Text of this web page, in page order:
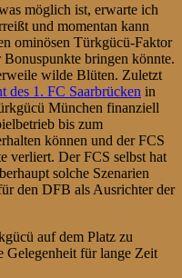
möglich ist, erwarte ich
und momentan kann
ominösen Türkgücü-Faktor
bringen könnte.
wilde Blüten. Zuletzt
des 1. FC Saarbrücken in
München finanziell
bis zum
können und der FCS
verliert. Der FCS selbst hat
solche Szenarien
den DFB als Ausrichter der
auf dem Platz zu
Gelegenheit für lange Zeit